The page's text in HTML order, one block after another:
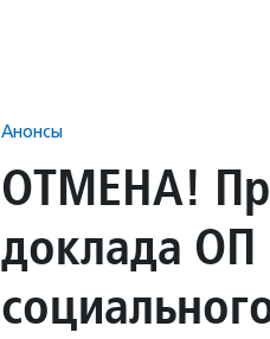
Анонсы
ОТМЕНА!
доклада ОП